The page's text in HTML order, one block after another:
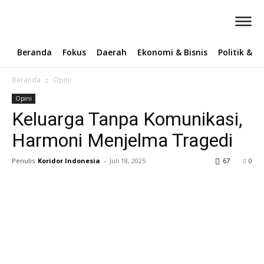
Beranda Fokus Daerah Ekonomi & Bisnis Politik &
Beranda Opini
Opini
Keluarga Tanpa Komunikasi,
Harmoni Menjelma Tragedi
Penulis Koridor Indonesia - Juli 18, 2025 0
67